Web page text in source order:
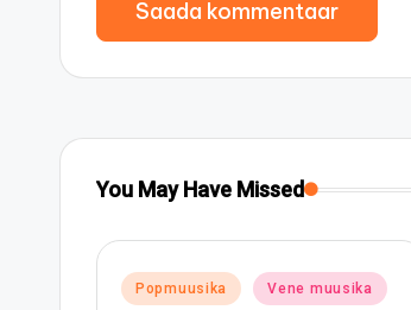
You May Have Missed
Posted
in
Popmuusika Vene